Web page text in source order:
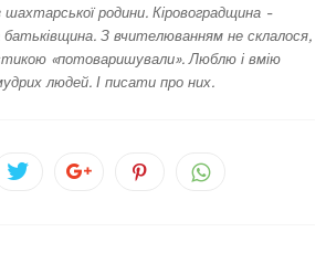
шахтарської родини. Кіровоградщина -
батьківщина. З вчителюванням не склалося,
«потоваришували». Люблю і вмію
людей. І писати про них.